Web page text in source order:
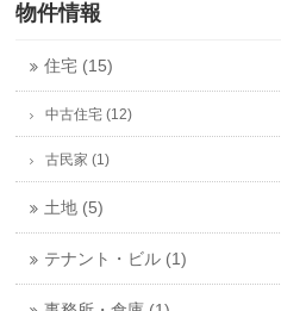
物件情報
住宅 (15)
中古住宅 (12)
古民家 (1)
土地 (5)
テナント・ビル (1)